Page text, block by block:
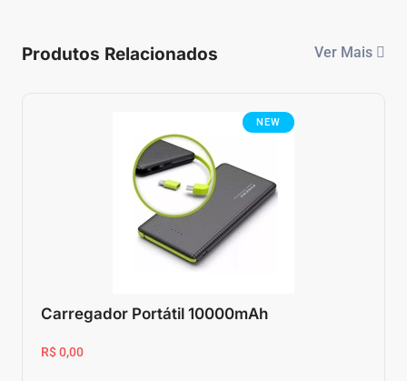
Produtos Relacionados Ver Mais
NEW
Carregador Portátil 10000mAh
R$ 0,00